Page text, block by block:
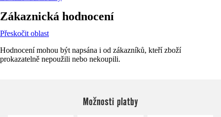
Zákaznická hodnocení
Přeskočit oblast
Hodnocení mohou být napsána i od zákazníků, kteří zboží
prokazatelně nepoužili nebo nekoupili.
Možnosti platby